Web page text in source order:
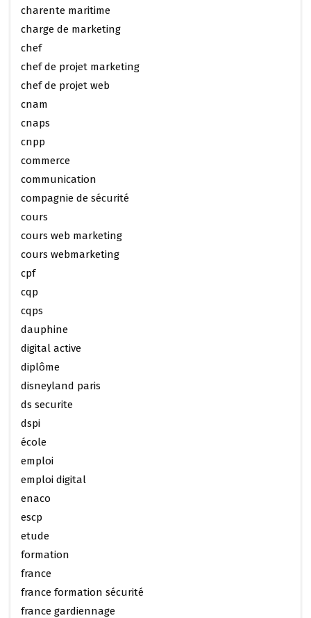
charente maritime
charge de marketing
chef
chef de projet marketing
chef de projet web
cnam
cnaps
cnpp
commerce
communication
compagnie de sécurité
cours
cours web marketing
cours webmarketing
cpf
cqp
cqps
dauphine
digital active
diplôme
disneyland paris
ds securite
dspi
école
emploi
emploi digital
enaco
escp
etude
formation
france
france formation sécurité
france gardiennage